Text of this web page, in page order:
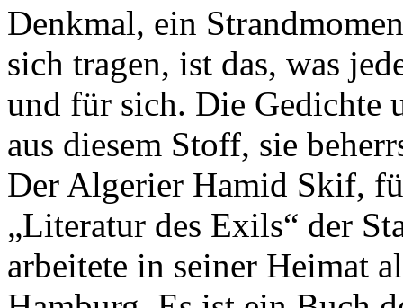
Denkmal, ein
sich tragen, ist das, was
und für sich. Die Gedichte
aus diesem Stoff, sie
Der Algerier Hamid Skif,
„Literatur des Exils“ der
arbeitete in seiner Heimat